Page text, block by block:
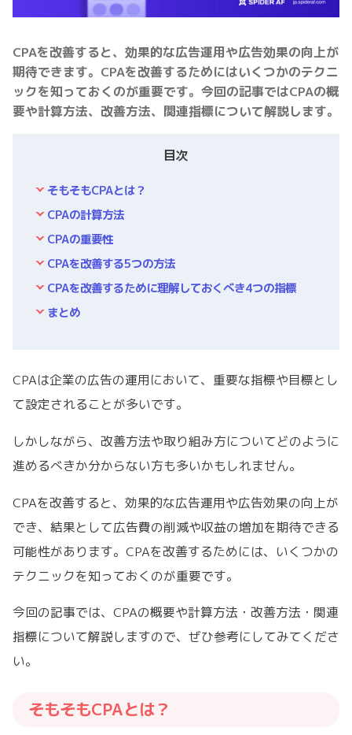
CPAを改善すると、効果的な広告運用や広告効果の向上が
期待できます。CPAを改善するためにはいくつかのテクニ
ックを知っておくのが重要です。今回の記事ではCPAの概
要や計算方法、改善方法、関連指標について解説します。
目次
そもそもCPAとは？
CPAの計算方法
CPAの重要性
CPAを改善する5つの方法
CPAを改善するために理解しておくべき4つの指標
まとめ
CPAは企業の広告の運用において、重要な指標や目標とし
て設定されることが多いです。
しかしながら、改善方法や取り組み方についてどのように
進めるべきか分からない方も多いかもしれません。
CPAを改善すると、効果的な広告運用や広告効果の向上が
でき、結果として広告費の削減や収益の増加を期待できる
可能性があります。CPAを改善するためには、いくつかの
テクニックを知っておくのが重要です。
今回の記事では、CPAの概要や計算方法・改善方法・関連
指標について解説しますので、ぜひ参考にしてみてくださ
い。
そもそもCPAとは？